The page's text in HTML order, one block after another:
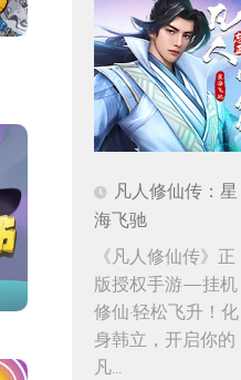
凡人修仙传：星
海飞驰
《凡人修仙传》正
版授权手游—挂机
修仙·轻松飞升！化
身韩立，开启你的
凡...